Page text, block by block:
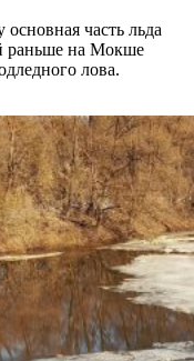
часть льда
раньше на Мокше
лова.